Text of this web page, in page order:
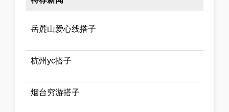
岳麓山爱心线搭子
杭州yc搭子
烟台穷游搭子